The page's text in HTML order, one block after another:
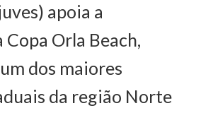
apoia a
Copa Orla Beach,
dos maiores
da região Norte